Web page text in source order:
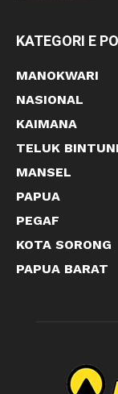
KATEGORI E
MANOKWARI
NASIONAL
KAIMANA
TELUK BINTUNI
MANSEL
PAPUA
PEGAF
KOTA SORONG
PAPUA BARAT